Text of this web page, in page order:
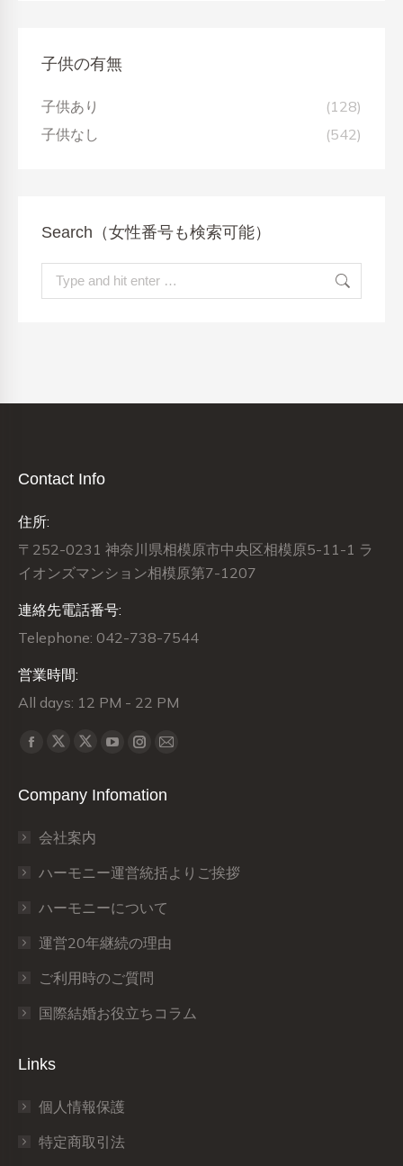
子供の有無
子供あり
(128)
子供なし
(542)
Search（女性番号も検索可能）
Search:
Contact Info
住所:
〒252-0231 神奈川県相模原市中央区相模原5-11-1 ラ
イオンズマンション相模原第7-1207
連絡先電話番号:
Telephone: 042-738-7544
営業時間:
All days: 12 PM - 22 PM
Find us on:
Facebook
opens
new
window
X
opens
new
window
X
opens
new
window
YouTube
opens
window
Instagram
opens
window
Mail
opens
window
Company Infomation
会社案内
ハーモニー運営統括よりご挨拶
ハーモニーについて
運営20年継続の理由
ご利用時のご質問
国際結婚お役立ちコラム
Links
個人情報保護
特定商取引法